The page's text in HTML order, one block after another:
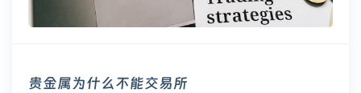
贵金属为什么不能交易所